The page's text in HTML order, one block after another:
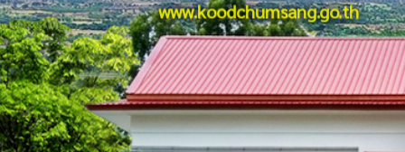
www.koodchumsang.go.th